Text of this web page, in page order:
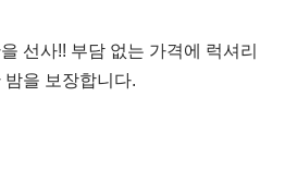
선사!! 부담 없는 가격에 럭셔리
을 보장합니다.